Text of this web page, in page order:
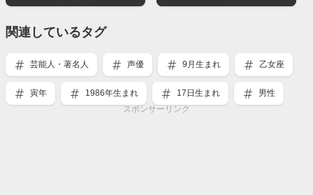
関連しているタグ
芸能人・著名人 声優 9月生まれ 乙女座
寅年 1986年生まれ 17日生まれ
男性
スポンサーリンク